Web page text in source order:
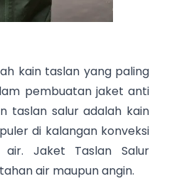
kain taslan yang paling
pembuatan jaket anti
taslan salur adalah kain
di kalangan konveksi
Jaket Taslan Salur
air maupun angin.